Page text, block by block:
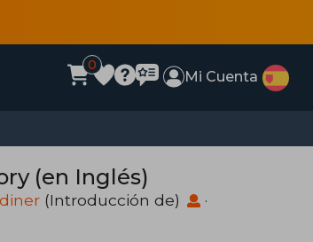
0
Mi Cuenta
(en Inglés)
(Introducción de)
·